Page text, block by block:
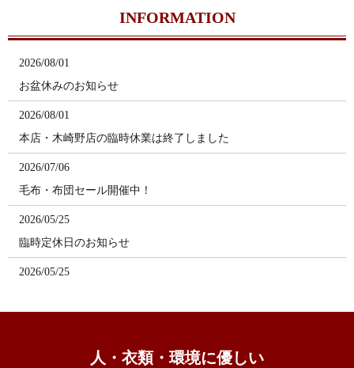
INFORMATION
2026/08/01
お盆休みのお知らせ
2026/08/01
本店・木崎野店の臨時休業は終了しました
2026/07/06
毛布・布団セール開催中！
2026/05/25
臨時定休日のお知らせ
2026/05/25
年末年始のお休みのおしらせ
人・衣類・環境に優しい